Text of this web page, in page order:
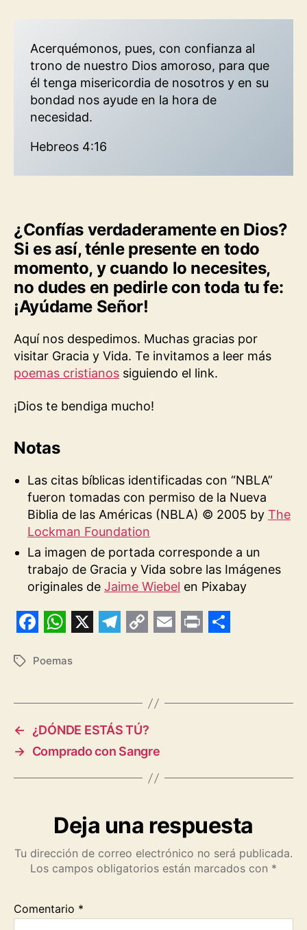
Acerquémonos, pues, con confianza al
trono de nuestro Dios amoroso, para que
él tenga misericordia de nosotros y en su
bondad nos ayude en la hora de
necesidad.
Hebreos 4:16
¿Confías verdaderamente en Dios?
Si es así, ténle presente en todo
momento, y cuando lo necesites,
no dudes en pedirle con toda tu fe:
¡Ayúdame Señor!
Aquí nos despedimos. Muchas gracias por
visitar Gracia y Vida. Te invitamos a leer más
poemas cristianos siguiendo el link.
¡Dios te bendiga mucho!
Notas
Las citas bíblicas identificadas con “NBLA”
fueron tomadas con permiso de la Nueva
Biblia de las Américas (NBLA) © 2005 by The
Lockman Foundation
La imagen de portada corresponde a un
trabajo de Gracia y Vida sobre las Imágenes
originales de Jaime Wiebel en Pixabay
a
e
b
o
o
h
t
s
A
p
e
g
r
a
y
L
i
n
i
n r
Etiquetas
Poemas
←
¿DÓNDE ESTÁS TÚ?
→ Comprado con Sangre
Deja una respuesta
Tu dirección de correo electrónico no será publicada.
Los campos obligatorios están marcados con *
Comentario *